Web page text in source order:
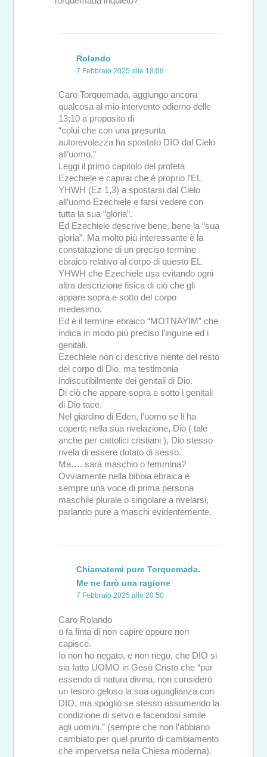
Rolando
7 Febbraio 2025 alle 18:08
Caro Torquemada, aggiungo ancora
qualcosa al mio intervento odierno delle
13;10 a proposito di
“colui che con una presunta
autorevolezza ha spostato DIO dal Cielo
all’uomo.”
Leggi il primo capitolo del profeta
Ezechiele e capirai che è proprio l’EL
YHWH (Ez 1,3) a spostarsi dal Cielo
all’uomo Ezechiele e farsi vedere con
tutta la sua “gloria”.
Ed Ezechiele descrive bene, bene la “sua
gloria”. Ma molto più interessante è la
constatazione di un preciso termine
ebraico relativo al corpo di questo EL
YHWH che Ezechiele usa evitando ogni
altra descrizione fisica di ciò che gli
appare sopra e sotto del corpo
medesimo.
Ed è il termine ebraico “MOTNAYIM” che
indica in modo più preciso l’inguine ed i
genitali.
Ezechiele non ci descrive niente del resto
del corpo di Dio, ma testimonia
indiscutibilmente dei genitali di Dio.
Di ciò che appare sopra e sotto i genitali
di Dio tace.
Nel giardino di Eden, l’uomo se li ha
coperti; nella sua rivelazione, Dio ( tale
anche per cattolici cristiani ), Dio stesso
rivela di essere dotato di sesso.
Ma…. sarà maschio o femmina?
Ovviamente nella bibbia ebraica è
sempre una voce di prima persona
maschile plurale o singolare a rivelarsi,
parlando pure a maschi evidentemente.
Chiamatemi pure Torquemada.
Me ne farò una ragione
7 Febbraio 2025 alle 20:50
Caro Rolando
o fa finta di non capire oppure non
capisce.
Io non ho negato, e non nego, che DIO si
sia fatto UOMO in Gesù Cristo che “pur
essendo di natura divina, non considerò
un tesoro geloso la sua uguaglianza con
DIO, ma spogliò se stesso assumendo la
condizione di servo e facendosi simile
agli uomini.” (sempre che non l’abbiano
cambiato per quel prurito di cambiamento
che imperversa nella Chiesa moderna).